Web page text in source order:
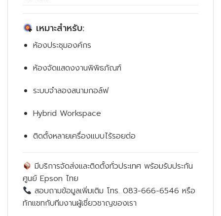
เหมาะสำหรับ:
ห้องประชุมองค์กร
ห้องจัดแสดงงานพิพิธภัณฑ์
ระบบจำลองสนามกอล์ฟ
Hybrid Workspace
ติดตั้งหลายเครื่องแบบไร้รอยต่อ
มีบริการจัดส่งและติดตั้งทั่วประเทศ พร้อมรับประกัน
ศูนย์ Epson ไทย
สอบถามข้อมูลเพิ่มเติม โทร. 083-666-6546 หรือ
ทักแชทกับทีมงานผู้เชี่ยวชาญของเรา